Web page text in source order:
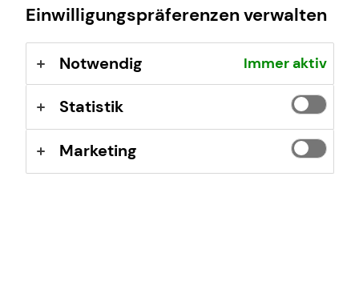
unvorhergesehenen Ereignissen optimal zu schützen, ist
unsere Mission.
Einwilligungspräferenzen verwalten
Notwendig Immer aktiv
Statistik
Marketing